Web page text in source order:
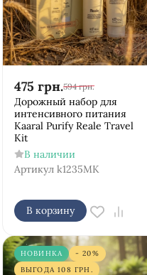
475 грн.594 грн.
Дорожный набор для
интенсивного питания
Kaaral Purify Reale Travel
Kit
В наличии
Артикул k1235MK
В корзину
НОВИНКА
- 20%
ВЫГОДА108 ГРН.